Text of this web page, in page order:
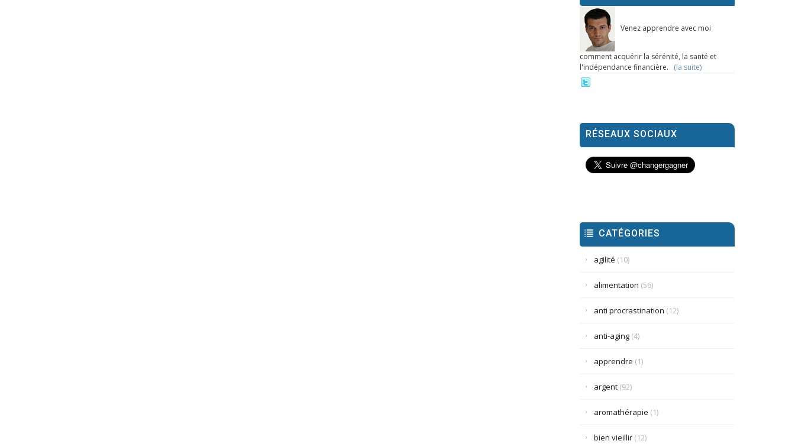
Venez apprendre avec moi
comment acquérir la sérénité, la santé et
l'indépendance financière. (la suite)
RÉSEAUX SOCIAUX
CATÉGORIES
agilité (10)
alimentation (56)
anti procrastination (12)
anti-aging(4)
apprendre (1)
argent(92)
aromathérapie (1)
bien vieillir(12)